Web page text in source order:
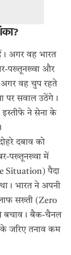
अगर वह भारत
पख्तूनख्वा और
अगर वह चुप रहते
पर सवाल उठेंगे।
इस्तीफे ने सेना के
दबाव को
पख्तूनख्वा में
Situation) पैदा
भारत ने अपनी
सख्ती (Zero
बचाव। बैक-चैनल
जरिए तनाव कम